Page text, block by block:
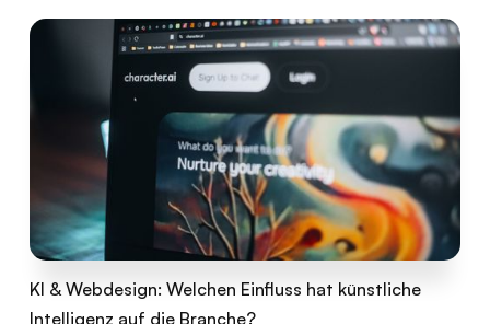
KI & Webdesign: Welchen Einfluss hat künstliche
Intelligenz auf die Branche?